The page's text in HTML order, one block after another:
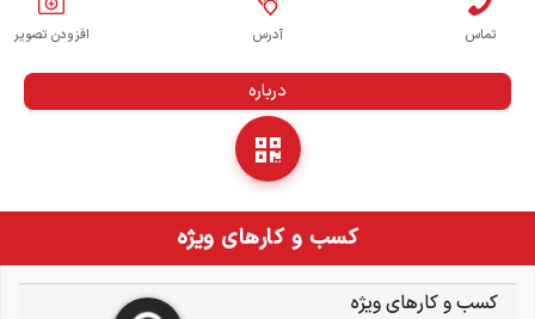
تماس آدرس افزودن تصویر
درباره
کسب و کارهای ویژه
کسب و کارهای ویژه